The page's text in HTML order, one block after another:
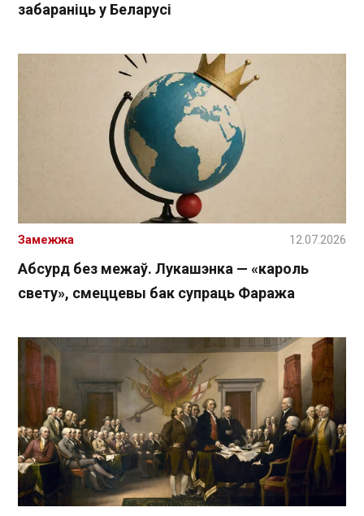
забараніць у Беларусі
Абсурд без межаў. Лукашэнка — «кароль
свету», смеццевы бак супраць Фаража
Замежжа 12.07.2026